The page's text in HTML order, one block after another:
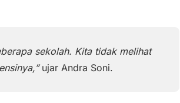
sekolah. Kita tidak melihat
ujar Andra Soni.